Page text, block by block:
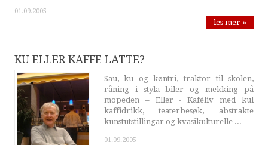
01.09.2005
les mer »
KU ELLER KAFFE LATTE?
Sau, ku og køntri, traktor til skolen,
råning i styla biler og mekking på
mopeden – Eller - Kaféliv med kul
kaffidrikk, teaterbesøk, abstrakte
kunstutstillingar og kvasikulturelle ...
01.09.2005